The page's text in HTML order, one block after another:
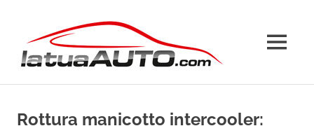
contenuto
MENU
Rottura manicotto intercooler: